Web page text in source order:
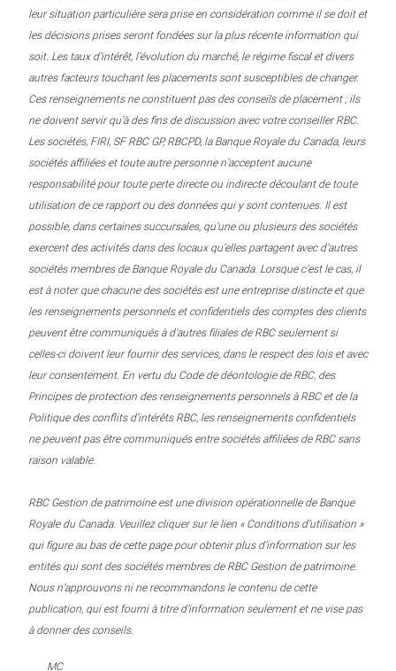
leur situation particulière sera prise en considération comme il se doit et
les décisions prises seront fondées sur la plus récente information qui
soit. Les taux d’intérêt, l’évolution du marché, le régime fiscal et divers
autres facteurs touchant les placements sont susceptibles de changer.
Ces renseignements ne constituent pas des conseils de placement ; ils
ne doivent servir qu’à des fins de discussion avec votre conseiller RBC.
Les sociétés, FIRI, SF RBC GP, RBCPD, la Banque Royale du Canada, leurs
sociétés affiliées et toute autre personne n’acceptent aucune
responsabilité pour toute perte directe ou indirecte découlant de toute
utilisation de ce rapport ou des données qui y sont contenues. Il est
possible, dans certaines succursales, qu’une ou plusieurs des sociétés
exercent des activités dans des locaux qu’elles partagent avec d’autres
sociétés membres de Banque Royale du Canada. Lorsque c’est le cas, il
est à noter que chacune des sociétés est une entreprise distincte et que
les renseignements personnels et confidentiels des comptes des clients
peuvent être communiqués à d’autres filiales de RBC seulement si
celles-ci doivent leur fournir des services, dans le respect des lois et avec
leur consentement. En vertu du Code de déontologie de RBC, des
Principes de protection des renseignements personnels à RBC et de la
Politique des conflits d’intérêts RBC, les renseignements confidentiels
ne peuvent pas être communiqués entre sociétés affiliées de RBC sans
raison valable.
RBC Gestion de patrimoine est une division opérationnelle de Banque
Royale du Canada. Veuillez cliquer sur le lien « Conditions d’utilisation »
qui figure au bas de cette page pour obtenir plus d’information sur les
entités qui sont des sociétés membres de RBC Gestion de patrimoine.
Nous n’approuvons ni ne recommandons le contenu de cette
publication, qui est fourni à titre d’information seulement et ne vise pas
à donner des conseils.
MC